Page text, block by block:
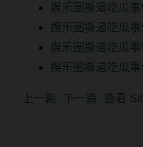
娱乐圈撕逼吃瓜
娱乐圈撕逼吃瓜
娱乐圈撕逼吃瓜
娱乐圈撕逼吃瓜
上一篇 下一篇 查看